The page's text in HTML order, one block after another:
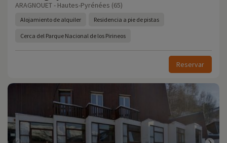
ARAGNOUET - Hautes-Pyrénées (65)
Alojamiento de alquiler Residencia a pie de pistas
Cerca del Parque Nacional de los Pirineos
Reservar